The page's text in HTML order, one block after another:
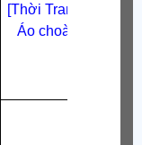
[Thời Trang Bậc B]
Áo choàng Rồng